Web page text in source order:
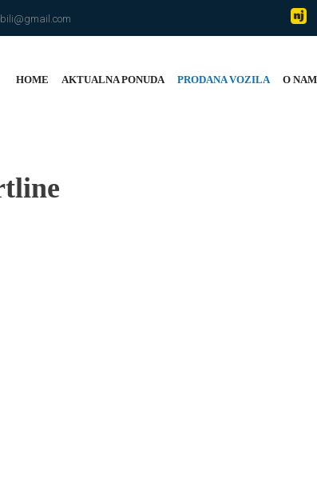
HOME AKTUALNA PONUDA PRODANA VOZILA O